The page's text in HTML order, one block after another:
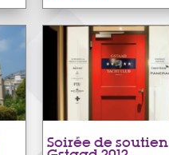
Soirée de soutien